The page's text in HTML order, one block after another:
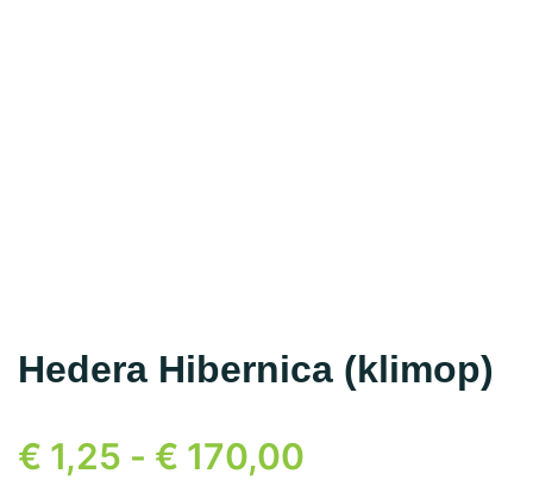
Hedera Hibernica (klimop)
€ 1,25 - € 170,00